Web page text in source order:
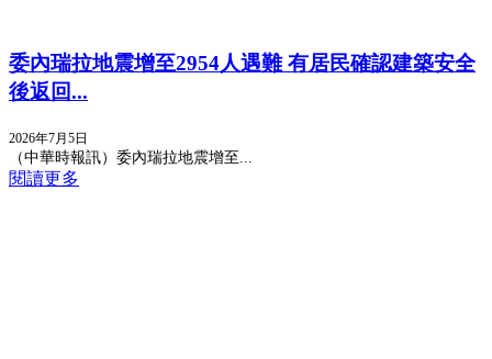
委內瑞拉地震增至2954人遇難 有居民確認建築安全
後返回...
2026年7月5日
（中華時報訊）委內瑞拉地震增至...
閱讀更多